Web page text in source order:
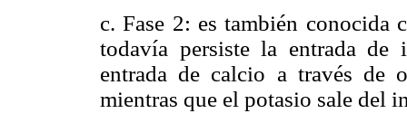
c. Fase 2: es también conocida
todavía persiste la entrada
entrada de calcio a través de
mientras que el potasio sale del